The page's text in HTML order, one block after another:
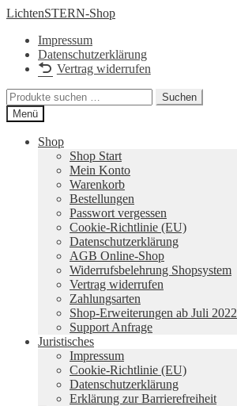
Zur
springen
Zum
springen
LichtenSTERN-Shop
Impressum
Datenschutzerklärung
Vertrag widerrufen
Suchen
nach:
Suchen
Menü
Shop
Shop Start
Mein Konto
Warenkorb
Bestellungen
Passwort vergessen
Cookie-Richtlinie (EU)
Datenschutzerklärung
AGB Online-Shop
Widerrufsbelehrung Shopsystem
Vertrag widerrufen
Zahlungsarten
Shop-Erweiterungen ab Juli 2022
Support Anfrage
Juristisches
Impressum
Cookie-Richtlinie (EU)
Datenschutzerklärung
Erklärung zur Barrierefreiheit